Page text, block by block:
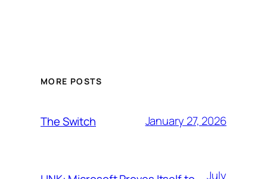
MORE POSTS
The Switch January 27, 2026
July